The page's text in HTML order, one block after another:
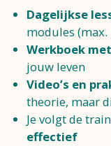
Dagelijkse
modules
Werkboek
jouw leven
Video’s en
theorie, maar
Je volgt de
effectief